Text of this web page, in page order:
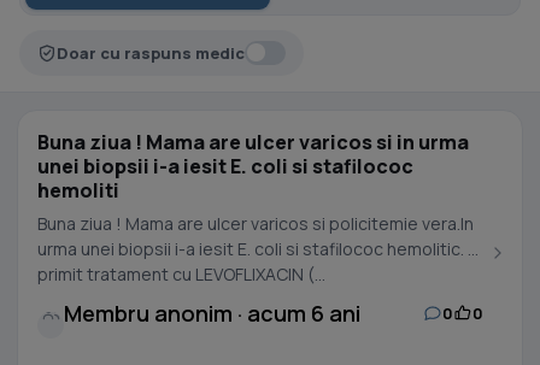
Doar cu raspuns medic
Buna ziua ! Mama are ulcer varicos si in urma
unei biopsii i-a iesit E. coli si stafilococ
hemoliti
Buna ziua ! Mama are ulcer varicos si policitemie vera.In
urma unei biopsii i-a iesit E. coli si stafilococ hemolitic. A
primit tratament cu LEVOFLIXACIN (...
Membru anonim · acum 6 ani 0 0